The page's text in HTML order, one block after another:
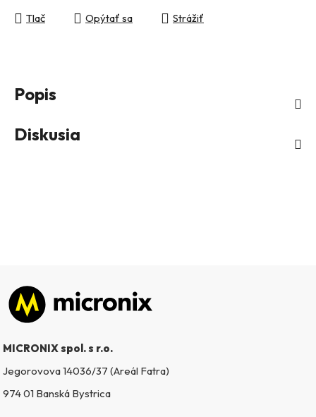
Tlač Opýtať sa Strážiť
Popis
Diskusia
Zápätie
MICRONIX spol. s r.o.
Jegorovova 14036/37 (Areál Fatra)
974 01 Banská Bystrica